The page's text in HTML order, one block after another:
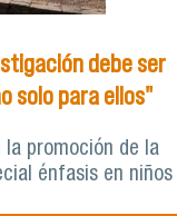
debe ser
solo para ellos"
promoción de la
énfasis en niños